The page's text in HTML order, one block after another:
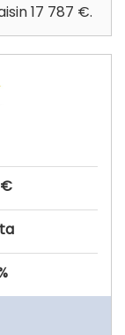
17 787 €.
€